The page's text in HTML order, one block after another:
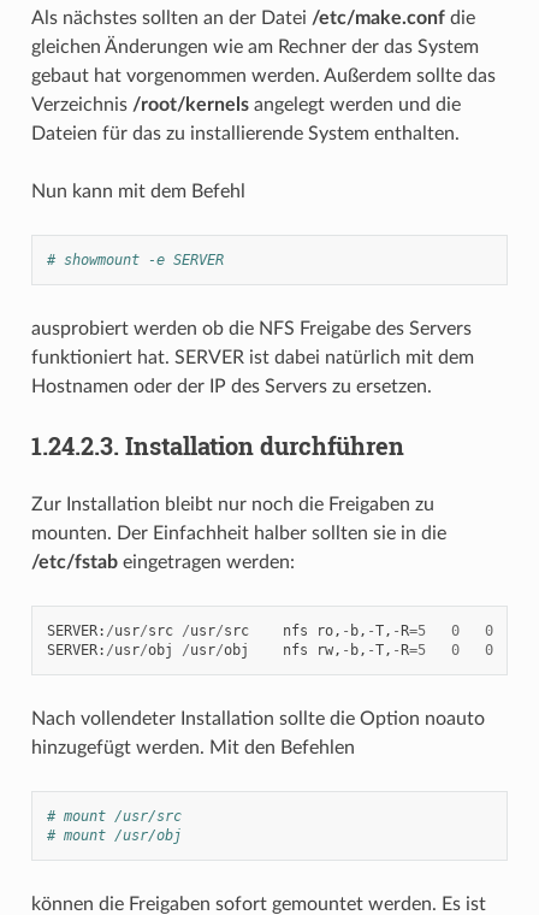
Als nächstes sollten an der Datei /etc/make.confdie
gleichen Änderungen wie am Rechner der das System
gebaut hat vorgenommen werden. Außerdem sollte das
Verzeichnis /root/kernelsangelegt werden und die
Dateien für das zu installierende System enthalten.
Nun kann mit dem Befehl
# showmount -e SERVER
ausprobiert werden ob die NFS Freigabe des Servers
funktioniert hat. SERVER ist dabei natürlich mit dem
Hostnamen oder der IP des Servers zu ersetzen.
1.24.2.3. Installation durchführen
Zur Installation bleibt nur noch die Freigaben zu
mounten. Der Einfachheit halber sollten sie in die
/etc/fstabeingetragen werden:
SERVER: /usr/src /usr/src nfs ro, - b, -T, -R=5 0
0
SERVER: /usr/obj /usr/obj nfs rw, - b, -T, -R=5 0 0
Nach vollendeter Installation sollte die Option noauto
hinzugefügt werden. Mit den Befehlen
# mount /usr/src
# mount /usr/obj
können die Freigaben sofort gemountet werden. Es ist